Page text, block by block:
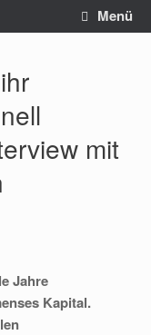
Menü
mit
Jahre
Kapital.